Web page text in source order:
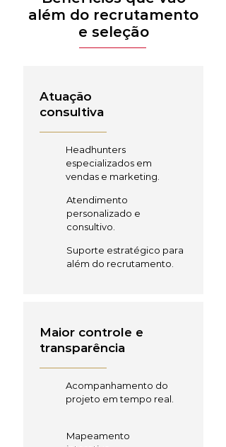
além do recrutamento
e seleção
Atuação
consultiva
Headhunters
especializados em
vendas e marketing.
Atendimento
personalizado e
consultivo.
Suporte estratégico para
além do recrutamento.
Maior controle e
transparência
Acompanhamento do
projeto em tempo real.
Mapeamento